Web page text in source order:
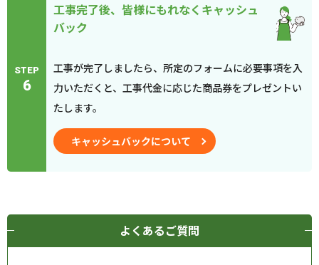
STEP
6
工事完了後、皆様にもれなくキャッシュ
バック
工事が完了しましたら、所定のフォームに必要事項を入
力いただくと、工事代金に応じた商品券をプレゼントい
たします。
キャッシュバックについて
よくあるご質問